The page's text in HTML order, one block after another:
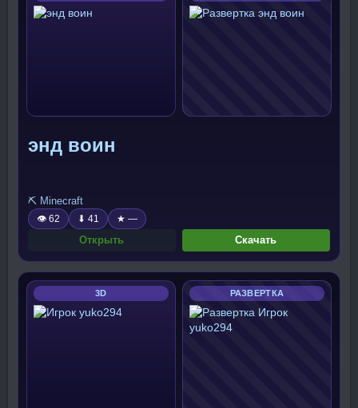
энд воин
⛏️ Minecraft
👁 62 ⬇ 41 ★ —
Открыть Скачать
3D РАЗВЕРТКА